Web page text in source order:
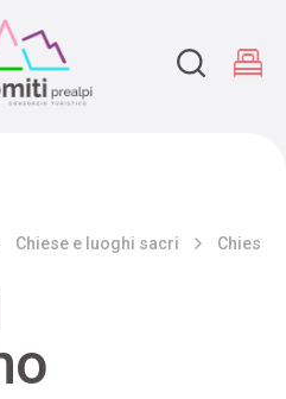
Chiese e luoghi sacri Chiesa